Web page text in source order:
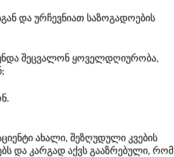
და ურჩევნიათ საზოგადოების
შეცვალონ ყოველდღიურობა,
ახალი, შეზღუდული კვების
და კარგად აქვს გააზრებული, რომ